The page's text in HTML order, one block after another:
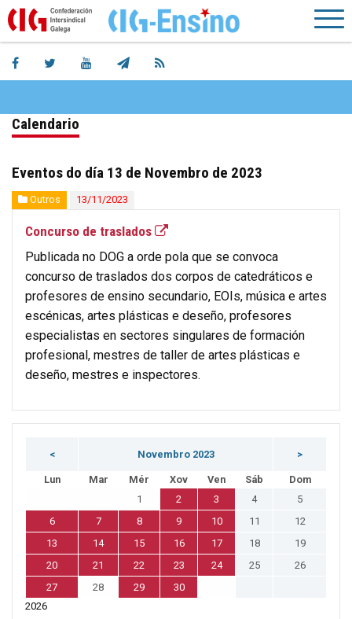
Calendario
Eventos do día 13 de Novembro de 2023
Outros 13/11/2023
Concurso de traslados
Publicada no DOG a orde pola que se convoca
concurso de traslados dos corpos de catedráticos e
profesores de ensino secundario, EOIs, música e artes
escénicas, artes plásticas e deseño, profesores
especialistas en sectores singulares de formación
profesional, mestres de taller de artes plásticas e
deseño, mestres e inspectores.
< Novembro 2023 >
Lun Mar Mér Xov Ven Sáb
Dom
1
2 3 4
5
6
7 8 9 10 11
12
13
14 15 16 17 18
19
20
21 22 23 24 25
26
27
28 29
30
2026